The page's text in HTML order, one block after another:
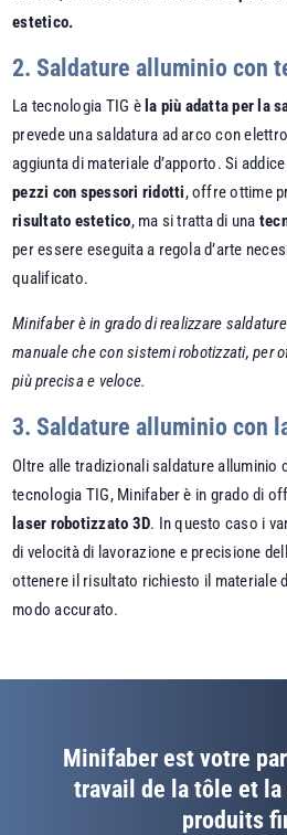
estetico.
2. Saldature alluminio con
La tecnologia TIG è la più adatta per la
prevede una saldatura ad arco con
aggiunta di materiale d’apporto. Si
pezzi con spessori ridotti, offre ottime
risultato estetico, ma si tratta di una
per essere eseguita a regola d’arte
qualificato.
Minifaber è in grado di realizzare
manuale che con sistemi robotizzati, per
più precisa e veloce.
3. Saldature alluminio con
Oltre alle tradizionali saldature alluminio
tecnologia TIG, Minifaber è in grado di
laser robotizzato 3D. In questo caso i
di velocità di lavorazione e precisione
ottenere il risultato richiesto il materiale
modo accurato.
Minifaber est votre
travail de la tôle et
produits